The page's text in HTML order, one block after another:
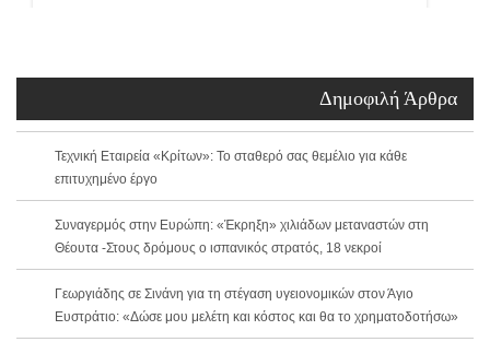
Δημοφιλή Άρθρα
Τεχνική Εταιρεία «Κρίτων»: Το σταθερό σας θεμέλιο για κάθε
επιτυχημένο έργο
Συναγερμός στην Ευρώπη: «Έκρηξη» χιλιάδων μεταναστών στη
Θέουτα -Στους δρόμους ο ισπανικός στρατός, 18 νεκροί
Γεωργιάδης σε Σινάνη για τη στέγαση υγειονομικών στον Άγιο
Ευστράτιο: «Δώσε μου μελέτη και κόστος και θα το χρηματοδοτήσω»